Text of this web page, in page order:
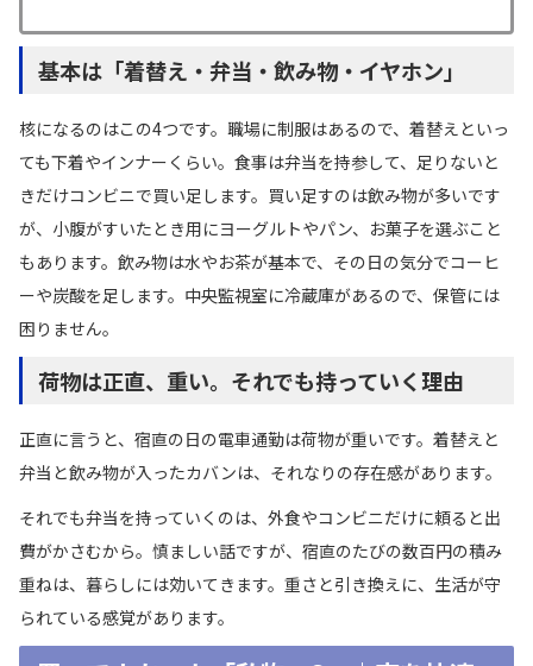
基本は「着替え・弁当・飲み物・イヤホン」
核になるのはこの4つです。職場に制服はあるので、着替えといっ
ても下着やインナーくらい。食事は弁当を持参して、足りないと
きだけコンビニで買い足します。買い足すのは飲み物が多いです
が、小腹がすいたとき用にヨーグルトやパン、お菓子を選ぶこと
もあります。飲み物は水やお茶が基本で、その日の気分でコーヒ
ーや炭酸を足します。中央監視室に冷蔵庫があるので、保管には
困りません。
荷物は正直、重い。それでも持っていく理由
正直に言うと、宿直の日の電車通勤は荷物が重いです。着替えと
弁当と飲み物が入ったカバンは、それなりの存在感があります。
それでも弁当を持っていくのは、外食やコンビニだけに頼ると出
費がかさむから。慎ましい話ですが、宿直のたびの数百円の積み
重ねは、暮らしには効いてきます。重さと引き換えに、生活が守
られている感覚があります。